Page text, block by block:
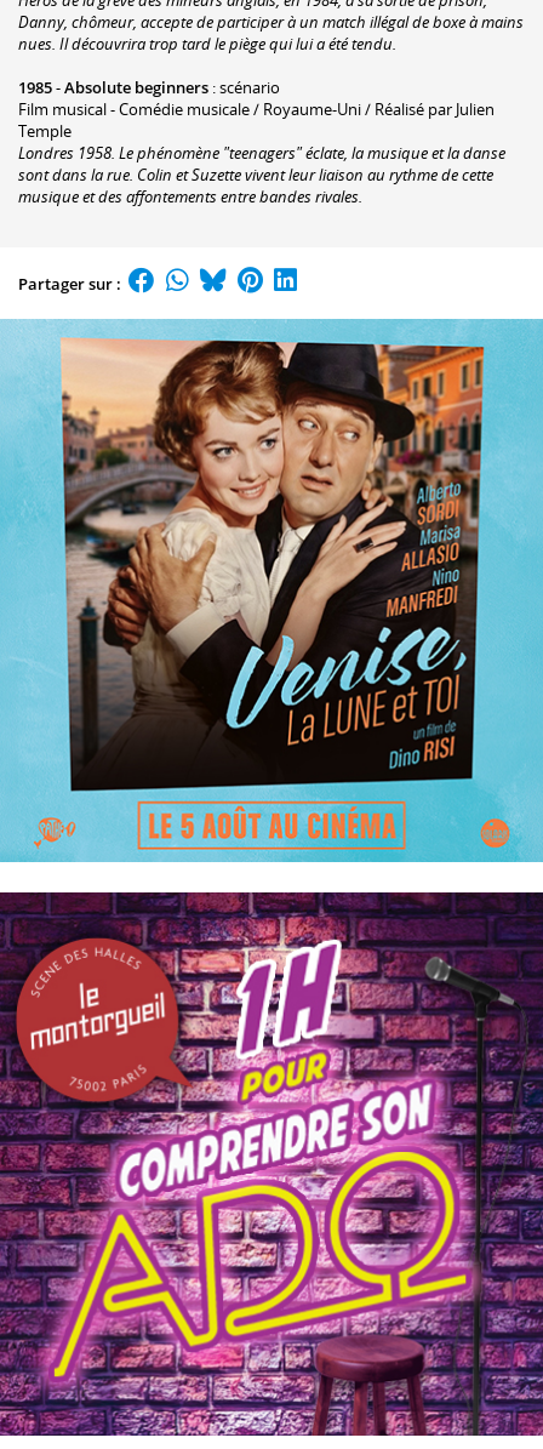
Danny, chômeur, accepte de participer à un match illégal de boxe à mains
nues. Il découvrira trop tard le piège qui lui a été tendu.
1985-Absolute beginners : scénario
Film musical - Comédie musicale / Royaume-Uni / Réalisé par Julien
Temple
Londres 1958. Le phénomène "teenagers" éclate, la musique et la danse
sont dans la rue. Colin et Suzette vivent leur liaison au rythme de cette
musique et des affontements entre bandes rivales.
Partager sur :